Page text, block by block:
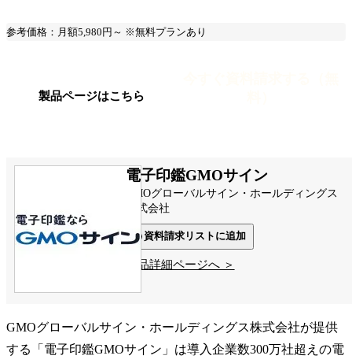
参考価格：月額5,980円～ ※無料プランあり
製品ページはこちら
電子印鑑GMOサイン
GMOグローバルサイン・ホールディングス
株式会社
資料請求リストに追加
製品詳細ページへ ＞
GMOグローバルサイン・ホールディングス株式会社が提供
する「電子印鑑GMOサイン」は導入企業数300万社超えの電